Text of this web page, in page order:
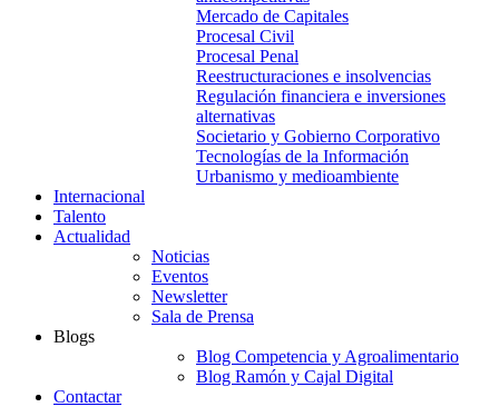
Mercado de Capitales
Procesal Civil
Procesal Penal
Reestructuraciones e insolvencias
Regulación financiera e inversiones
alternativas
Societario y Gobierno Corporativo
Tecnologías de la Información
Urbanismo y medioambiente
Internacional
Talento
Actualidad
Noticias
Eventos
Newsletter
Sala de Prensa
Blogs
Blog Competencia y Agroalimentario
Blog Ramón y Cajal Digital
Contactar